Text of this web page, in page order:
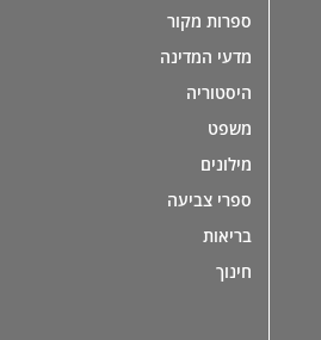
ספרות מקור
מדעי המדינה
היסטוריה
משפט
מילונים
ספרי צביעה
בריאות
חינוך